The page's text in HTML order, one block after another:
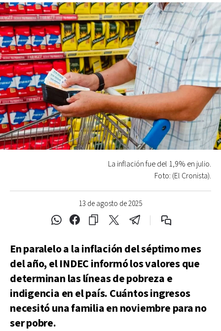
13 de agosto de 2025
La inflación fue del 1,9% en julio.
Foto: (El Cronista).
En paralelo a la inflación del séptimo mes
del año, el INDEC informó los valores que
determinan las líneas de pobreza e
indigencia en el país. Cuántos ingresos
necesitó una familia en noviembre para no
ser pobre.